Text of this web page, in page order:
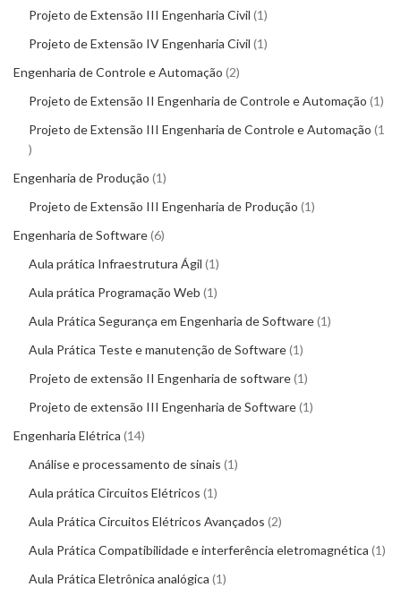
Projeto de Extensão III Engenharia Civil 1
Projeto de Extensão IV Engenharia Civil 1
Engenharia de Controle e Automação 2
Projeto de Extensão II Engenharia de Controle e Automação 1
Projeto de Extensão III Engenharia de Controle e Automação 1
Engenharia de Produção 1
Projeto de Extensão III Engenharia de Produção 1
Engenharia de Software 6
Aula prática Infraestrutura Ágil 1
Aula prática Programação Web 1
Aula Prática Segurança em Engenharia de Software 1
Aula Prática Teste e manutenção de Software 1
Projeto de extensão II Engenharia de software 1
Projeto de extensão III Engenharia de Software 1
Engenharia Elétrica 14
Análise e processamento de sinais 1
Aula prática Circuitos Elétricos 1
Aula Prática Circuitos Elétricos Avançados 2
Aula Prática Compatibilidade e interferência eletromagnética 1
Aula Prática Eletrônica analógica 1